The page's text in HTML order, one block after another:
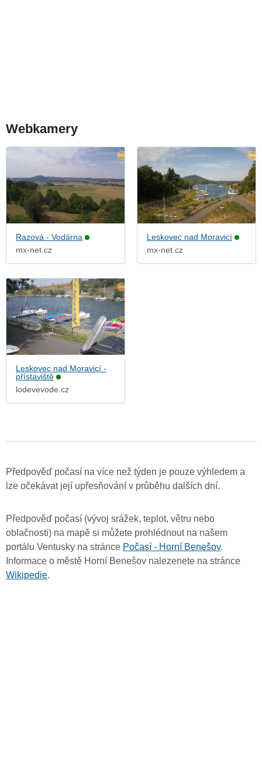
Webkamery
Razová - Vodárna
mx-net.cz
Leskovec nad Moravicí
mx-net.cz
Leskovec nad Moravicí -
přístaviště
lodevevode.cz
Předpověď počasí na více než týden je pouze výhledem a
lze očekávat její upřesňování v průběhu dalších dní.
Předpověď počasí (vývoj srážek, teplot, větru nebo
oblačnosti) na mapě si můžete prohlédnout na našem
portálu Ventusky na stránce Počasí - Horní Benešov.
Informace o městě Horní Benešov nalezenete na stránce
Wikipedie.